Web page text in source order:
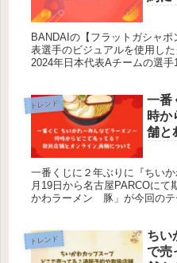
BANDAIの【フラットガシャ
表選手のビジュアルを使用し
2024年日本代表Aチームの選
トレンド
一番
時か
舗と
一番くじに２年ぶりに『ちい
月19日から名古屋PARCOに
かわラーメン 豚」が今回のテ
トレンド
ちい
で売